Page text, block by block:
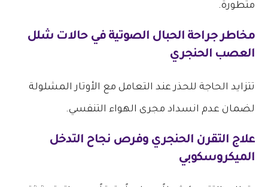
متطورة.
مخاطر جراحة الحبال الصوتية في حالات شلل
العصب الحنجري
تتزايد الحاجة للحذر عند التعامل مع الأوتار المشلولة
لضمان عدم انسداد مجرى الهواء التنفسي.
علاج التقرن الحنجري وفرص نجاح التدخل
الميكروسكوبي